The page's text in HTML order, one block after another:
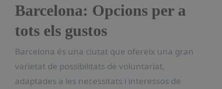
Barcelona: Opcions per a
tots els gustos
Barcelona és una ciutat que ofereix una gran
varietat de possibilitats de voluntariat,
adaptades a les necessitats i interessos de